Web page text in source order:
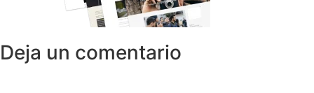
Deja un comentario